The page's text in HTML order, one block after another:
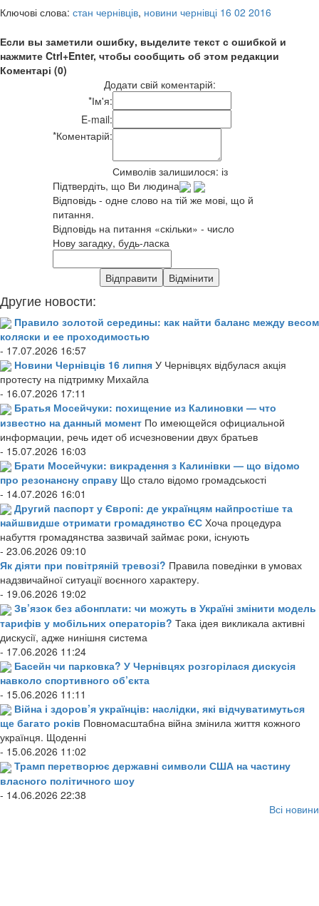
Ключові слова: стан чернівців, новини чернівці 16 02 2016
Если вы заметили ошибку, выделите текст с ошибкой и
нажмите Ctrl+Enter, чтобы сообщить об этом редакции
Коментарі (0)
Додати свій коментарій:
*Ім'я:
E-mail:
*Коментарій:
Символів залишилося: із
Підтвердіть, що Ви людина
Відповідь - одне слово на тій же мові, що й
питання.
Відповідь на питання «скільки» - число
Нову загадку, будь-ласка
Другие новости:
Правило золотой середины: как найти баланс между весом
коляски и ее проходимостью
- 17.07.2026 16:57
Новини Чернівців 16 липня У Чернівцях відбулася акція
протесту на підтримку Михайла
- 16.07.2026 17:11
Братья Мосейчуки: похищение из Калиновки — что
известно на данный момент По имеющейся официальной
информации, речь идет об исчезновении двух братьев
- 15.07.2026 16:03
Брати Мосейчуки: викрадення з Калинівки — що відомо
про резонансну справу Що стало відомо громадськості
- 14.07.2026 16:01
Другий паспорт у Європі: де українцям найпростіше та
найшвидше отримати громадянство ЄС Хоча процедура
набуття громадянства зазвичай займає роки, існують
- 23.06.2026 09:10
Як діяти при повітряній тревозі? Правила поведінки в умовах
надзвичайної ситуації воєнного характеру.
- 19.06.2026 19:02
Зв’язок без абонплати: чи можуть в Україні змінити модель
тарифів у мобільних операторів? Така ідея викликала активні
дискусії, адже нинішня система
- 17.06.2026 11:24
Басейн чи парковка? У Чернівцях розгорілася дискусія
навколо спортивного об’єкта
- 15.06.2026 11:11
Війна і здоров’я українців: наслідки, які відчуватимуться
ще багато років Повномасштабна війна змінила життя кожного
українця. Щоденні
- 15.06.2026 11:02
Трамп перетворює державні символи США на частину
власного політичного шоу
- 14.06.2026 22:38
Всі новини